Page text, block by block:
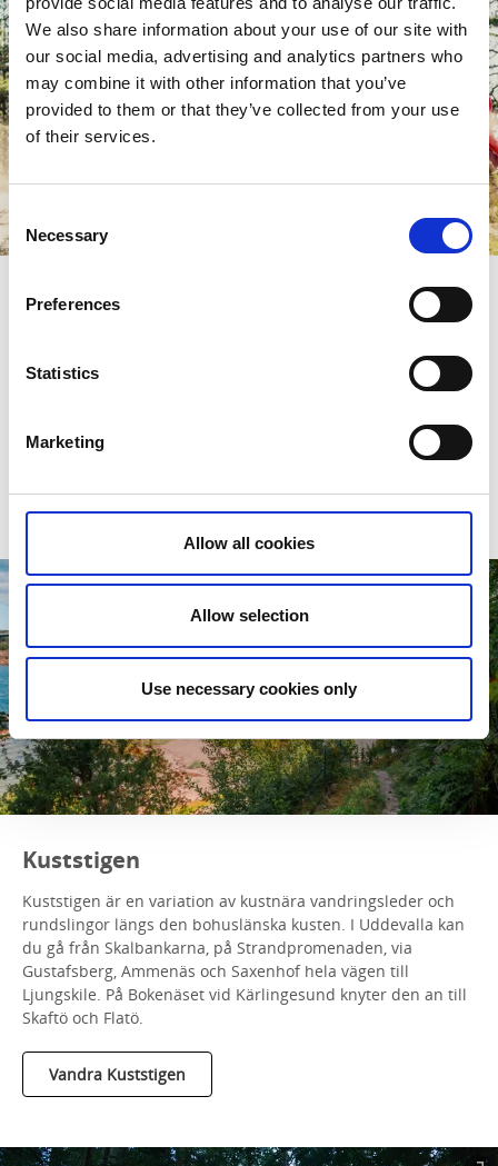
We also share information about your use of our site with
our social media, advertising and analytics partners who
may combine it with other information that you’ve
provided to them or that they’ve collected from your use
of their services.
Selection
Necessary
Preferences
Statistics
Marketing
Allow all cookies
Allow selection
Use necessary cookies only
Bohusleden
Bohusleden
söder till Strömstad i norr. Bohusleden är uppdelad i
etapper, lagom för en dagstur eller helgvandring. Här följer
och passerar många torpruiner.
Vandra Bohusleden
Kuststigen
Kuststigen är en variation av kustnära vandringsleder och
rundslingor längs den bohuslänska kusten. I Uddevalla kan
du gå från Skalbankarna, på Strandpromenaden, via
Gustafsberg, Ammenäs och Saxenhof hela vägen till
Ljungskile. På Bokenäset vid Kärlingesund knyter den an till
Skaftö och Flatö.
Vandra Kuststigen